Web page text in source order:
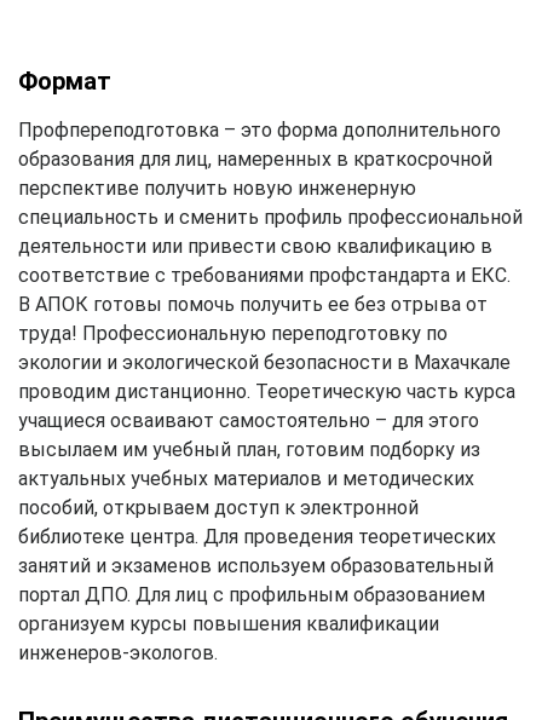
Формат
Профпереподготовка – это форма дополнительного
образования для лиц, намеренных в краткосрочной
перспективе получить новую инженерную
специальность и сменить профиль профессиональной
деятельности или привести свою квалификацию в
соответствие с требованиями профстандарта и ЕКС.
В АПОК готовы помочь получить ее без отрыва от
труда! Профессиональную переподготовку по
экологии и экологической безопасности в Махачкале
проводим дистанционно. Теоретическую часть курса
учащиеся осваивают самостоятельно – для этого
высылаем им учебный план, готовим подборку из
актуальных учебных материалов и методических
пособий, открываем доступ к электронной
библиотеке центра. Для проведения теоретических
занятий и экзаменов используем образовательный
портал ДПО. Для лиц с профильным образованием
организуем курсы повышения квалификации
инженеров-экологов.